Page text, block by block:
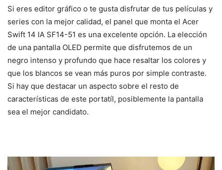
Si eres editor gráfico o te gusta disfrutar de tus películas y
series con la mejor calidad, el panel que monta el Acer
Swift 14 IA SF14-51 es una excelente opción. La elección
de una pantalla OLED permite que disfrutemos de un
negro intenso y profundo que hace resaltar los colores y
que los blancos se vean más puros por simple contraste.
Si hay que destacar un aspecto sobre el resto de
características de este portatíl, posiblemente la pantalla
sea el mejor candidato.